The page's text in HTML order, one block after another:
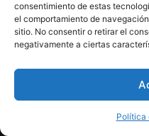
consentimiento de estas
el comportamiento de
sitio. No consentir o retirar el
negativamente a ciertas
Política